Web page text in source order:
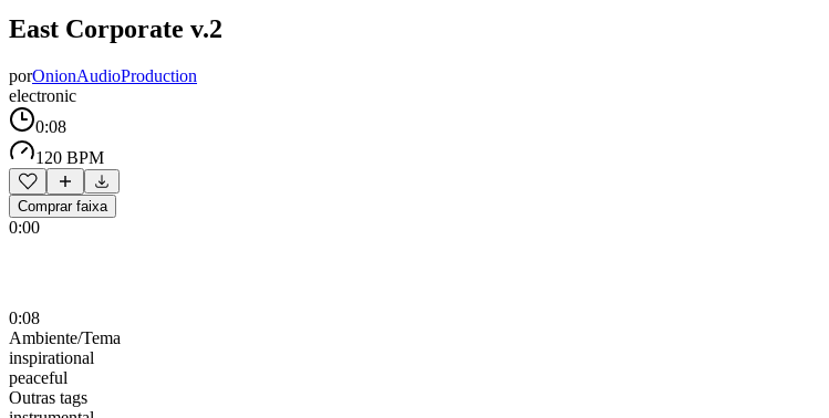
East Corporate v.2
porOnionAudioProduction
electronic
0:08
120 BPM
Comprar faixa
0:00
0:08
Ambiente/Tema
inspirational
peaceful
Outras tags